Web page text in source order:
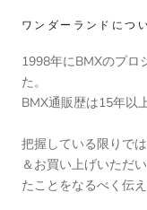
ワンダーランドにつ
1998年にBMXのプロ
た。
BMX通販歴は15年以上
把握している限りで
＆お買い上げいただ
たことをなるべく伝